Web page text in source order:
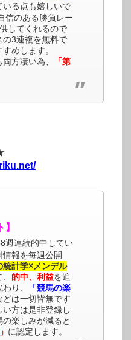
いる点も嬉しいで
信のある勝負レー
してくれるので
の3連複を無料で
めします。
方凄い為、
「第
週連続的中してい
報を毎週公開
統計学×メンデル
的中、利益を追
り、
「競馬の楽
どは一切皆無です
い方は是非登録し
楽しみが減ると
に認定します。